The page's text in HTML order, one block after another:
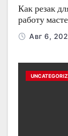
Как резак
работу
Авг 6,